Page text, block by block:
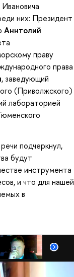
них: Президент
Аннтолий
праву
права
, заведующий
(Приволжского)
лабораторией
подчеркнул,
будут
инструмента
и что для нашей
в